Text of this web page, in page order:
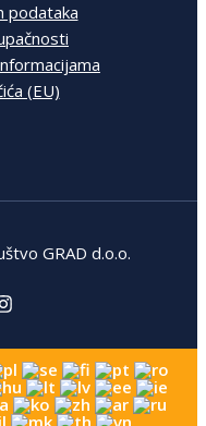
podataka
(EU)
GRAD d.o.o.